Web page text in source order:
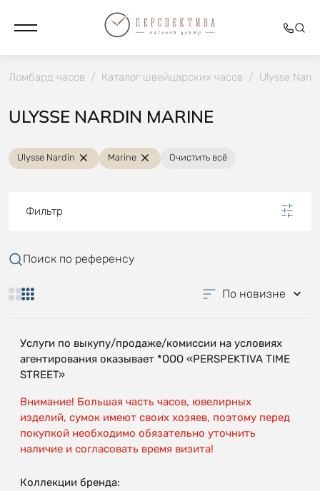
Ломбард часов / Каталог швейцарских часов / Ulysse
ULYSSE NARDIN MARINE
Ulysse Nardin Marine Очистить всё
Фильтр
Поиск по референсу
По новизне
Услуги по выкупу/продаже/комиссии на условиях
агентирования оказывает *OOO «PERSPEKTIVA TIME
STREET»
Внимание! Большая часть часов, ювелирных
изделий, сумок имеют своих хозяев, поэтому перед
покупкой необходимо обязательно уточнить
наличие и согласовать время визита!
Коллекции бренда: